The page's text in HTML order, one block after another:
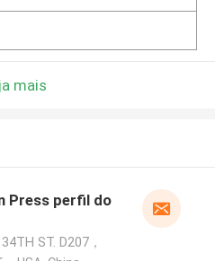
mais
Press perfil do
ST. D207，